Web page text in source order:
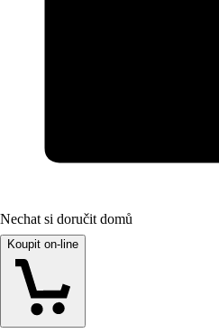
Nechat si doručit domů
Koupit on-line